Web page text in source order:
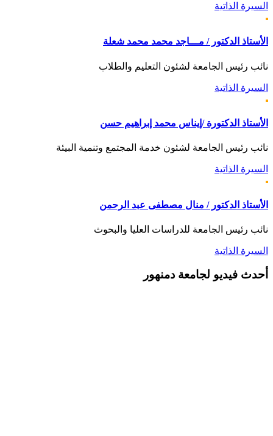
السيرة الذاتية
الأستاذ الدكتور / مـــاجد محمد محمد شعلة
نائب رئيس الجامعة لشئون التعليم والطلاب
السيرة الذاتية
الأستاذ الدكتورة /إيناس محمد إبراهيم حسن
نائب رئيس الجامعة لشئون خدمة المجتمع وتنمية البيئة
السيرة الذاتية
الأستاذ الدكتور / منال مصطفى عبد الرحمن
نائب رئيس الجامعة للدراسات العليا والبحوث
السيرة الذاتية
أحدث فيديو لجامعة دمنهور